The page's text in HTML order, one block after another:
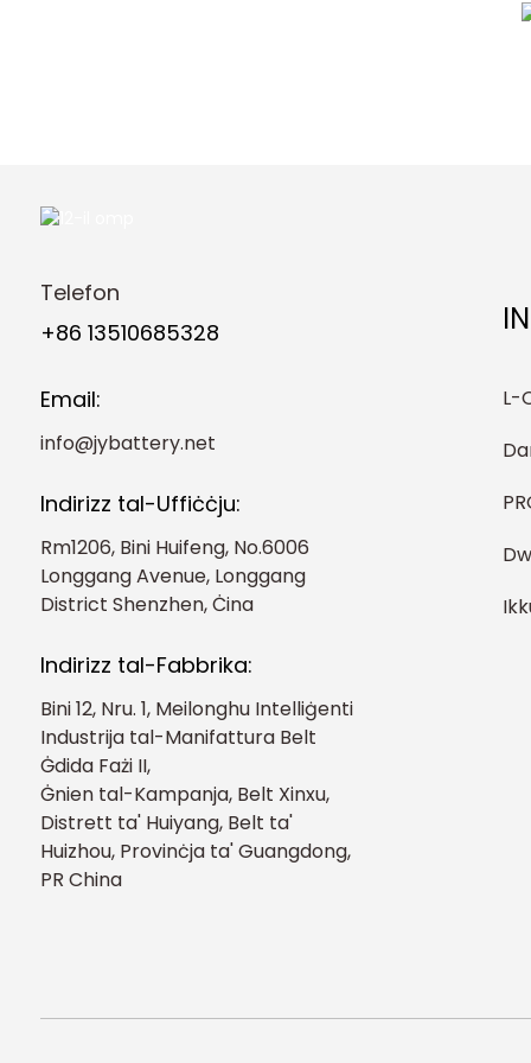
Telefon
+86 13510685328
Email:
info@jybattery.net
Indirizz tal-Uffiċċju:
Rm1206, Bini Huifeng, No.6006
Longgang Avenue, Longgang
District Shenzhen, Ċina
Indirizz tal-Fabbrika:
Bini 12, Nru. 1, Meilonghu Intelliġenti
Industrija tal-Manifattura Belt
Ġdida Fażi II,
Ġnien tal-Kampanja, Belt Xinxu,
Distrett ta' Huiyang, Belt ta'
Huizhou, Provinċja ta' Guangdong,
PR China
L-